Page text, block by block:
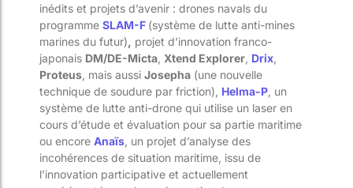
inédits et projets d’avenir : drones navals du
programme SLAM-F (système de lutte anti-mines
marines du futur), projet d’innovation franco-
japonais DM/DE-Micta Xtend Explorer Drix
Proteus , mais aussi Josepha (une nouvelle
technique de soudure par friction), Helma-P , un
système de lutte anti-drone qui utilise un laser en
cours d’étude et évaluation pour sa partie maritime
ou encore Anaïs , un projet d’analyse des
incohérences de situation maritime, issu de
l’innovation participative et actuellement